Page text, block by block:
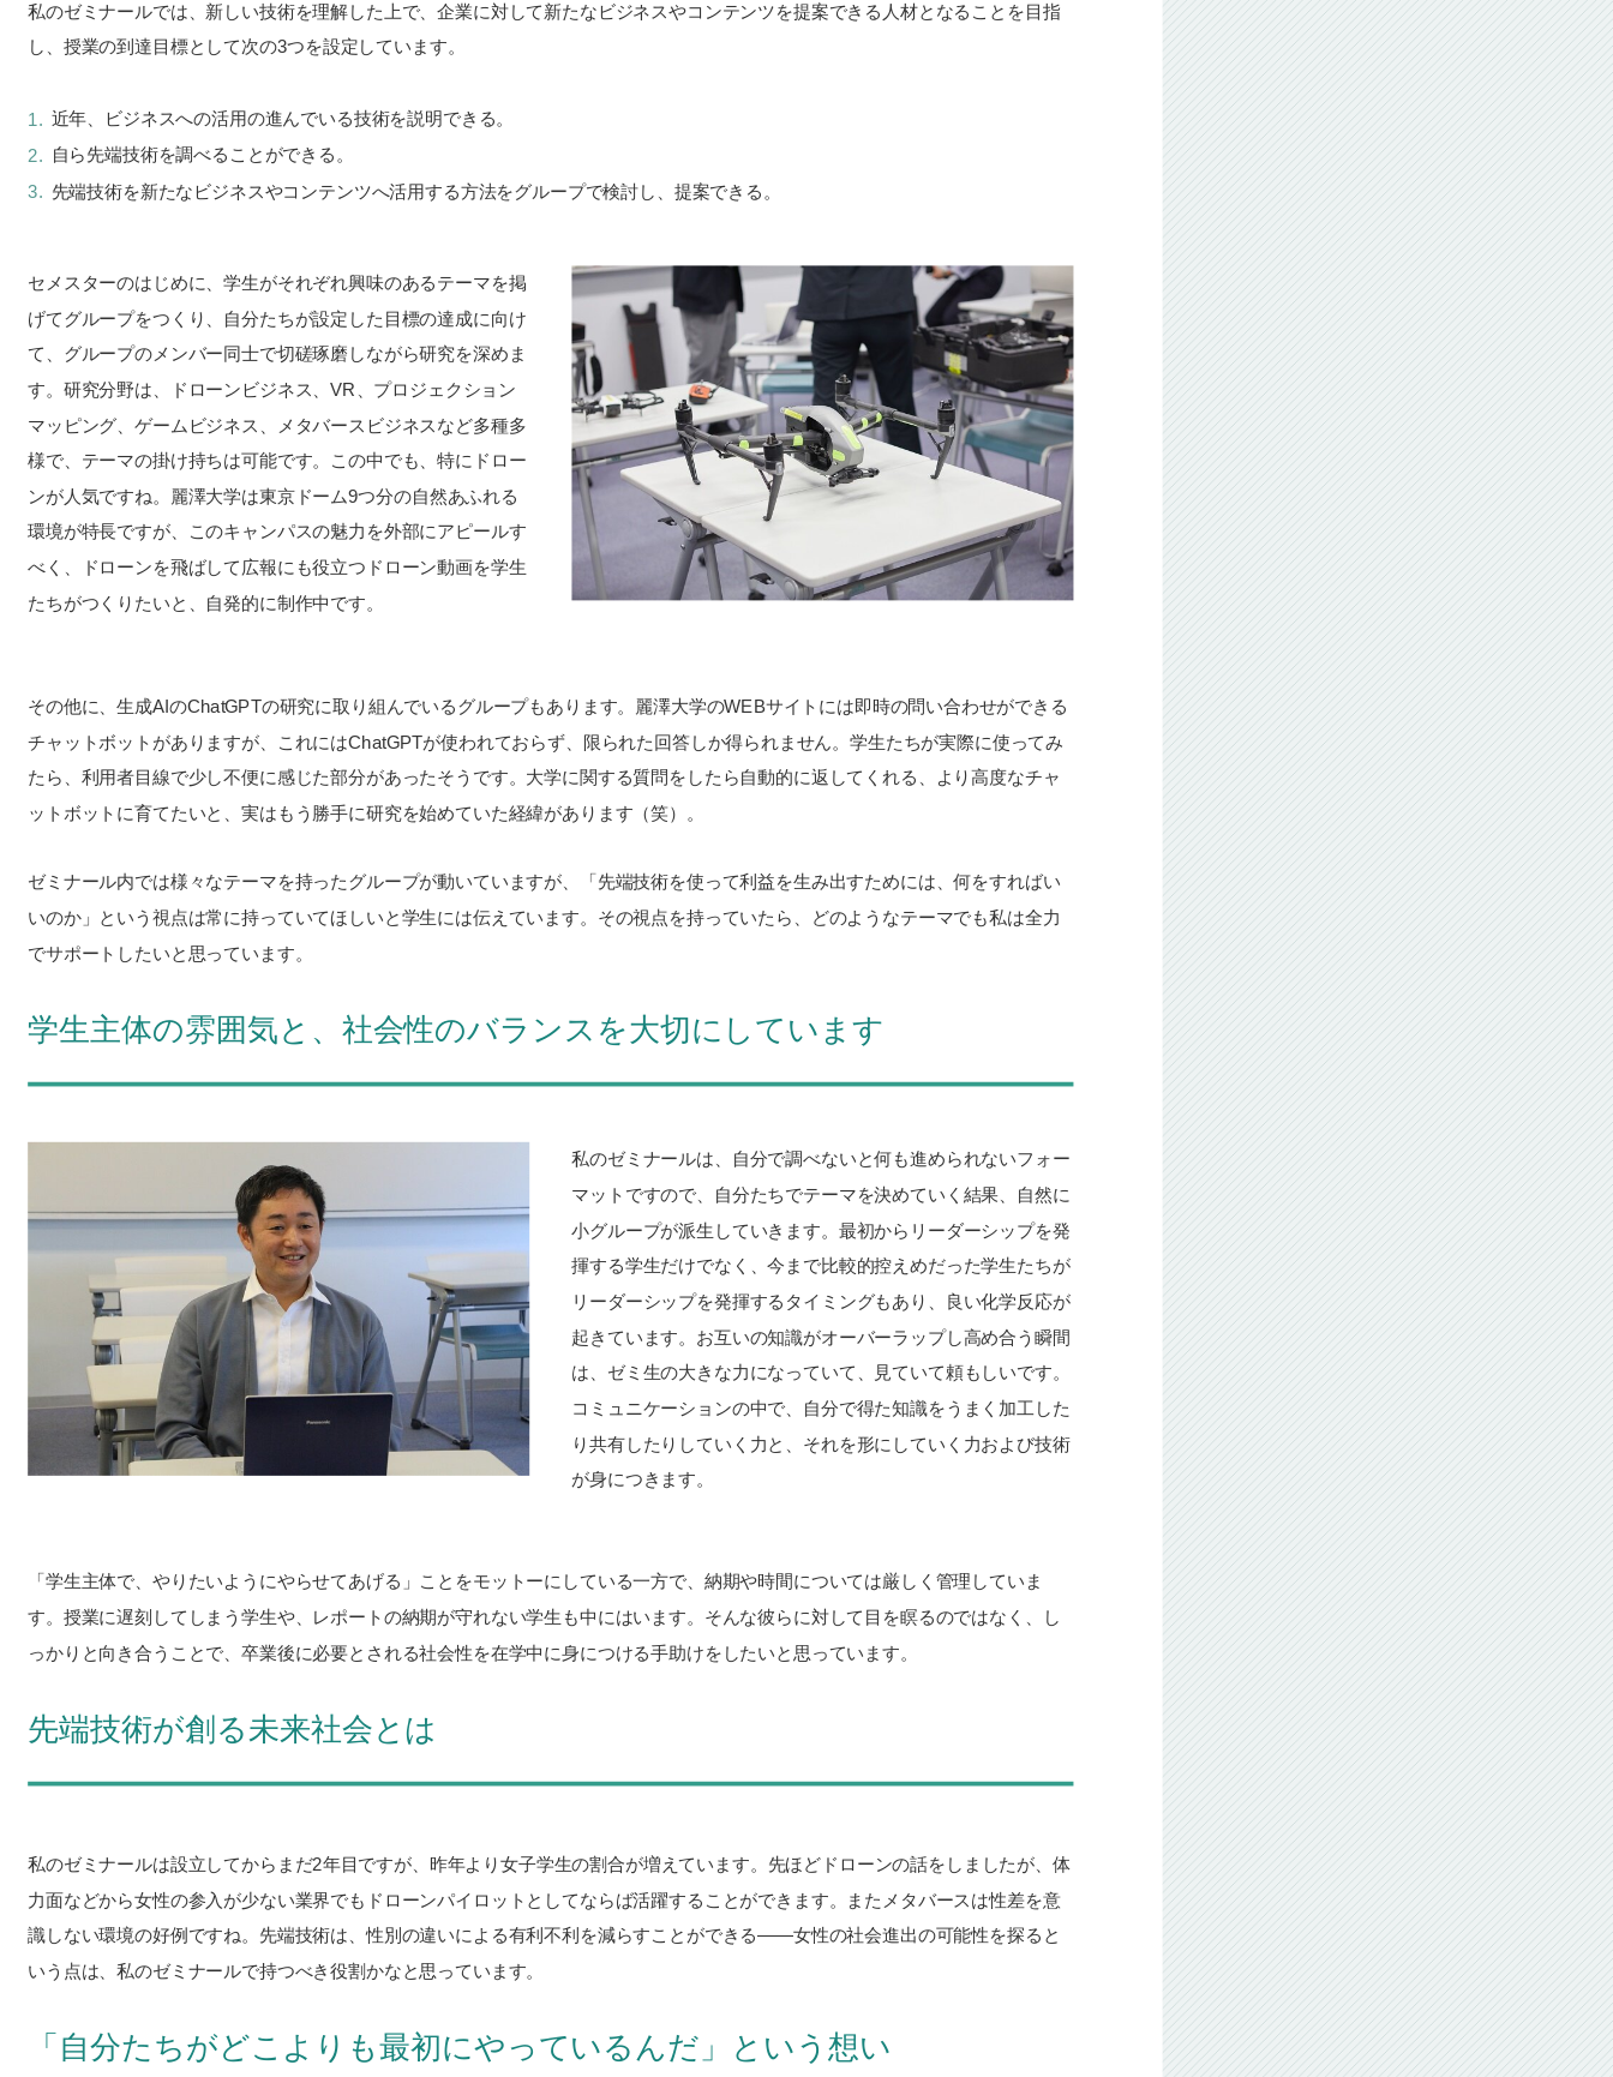
私のゼミナールでは、新しい技術を理解した上で、企業に対して新たなビジネスやコンテンツを提案できる人材となることを目指
し、授業の到達目標として次の3つを設定しています。
近年、ビジネスへの活用の進んでいる技術を説明できる。
自ら先端技術を調べることができる。
先端技術を新たなビジネスやコンテンツへ活用する方法をグループで検討し、提案できる。
セメスターのはじめに、学生がそれぞれ興味のあるテーマを掲
げてグループをつくり、自分たちが設定した目標の達成に向け
て、グループのメンバー同士で切磋琢磨しながら研究を深めま
す。研究分野は、ドローンビジネス、VR、プロジェクション
マッピング、ゲームビジネス、メタバースビジネスなど多種多
様で、テーマの掛け持ちは可能です。この中でも、特にドロー
ンが人気ですね。麗澤大学は東京ドーム9つ分の自然あふれる
環境が特長ですが、このキャンパスの魅力を外部にアピールす
べく、ドローンを飛ばして広報にも役立つドローン動画を学生
たちがつくりたいと、自発的に制作中です。
その他に、生成AIのChatGPTの研究に取り組んでいるグループもあります。麗澤大学のWEBサイトには即時の問い合わせができる
チャットボットがありますが、これにはChatGPTが使われておらず、限られた回答しか得られません。学生たちが実際に使ってみ
たら、利用者目線で少し不便に感じた部分があったそうです。大学に関する質問をしたら自動的に返してくれる、より高度なチャ
ットボットに育てたいと、実はもう勝手に研究を始めていた経緯があります（笑）。
ゼミナール内では様々なテーマを持ったグループが動いていますが、「先端技術を使って利益を生み出すためには、何をすればい
いのか」という視点は常に持っていてほしいと学生には伝えています。その視点を持っていたら、どのようなテーマでも私は全力
でサポートしたいと思っています。
学生主体の雰囲気と、社会性のバランスを大切にしています
私のゼミナールは、自分で調べないと何も進められないフォー
マットですので、自分たちでテーマを決めていく結果、自然に
小グループが派生していきます。最初からリーダーシップを発
揮する学生だけでなく、今まで比較的控えめだった学生たちが
リーダーシップを発揮するタイミングもあり、良い化学反応が
起きています。お互いの知識がオーバーラップし高め合う瞬間
は、ゼミ生の大きな力になっていて、見ていて頼もしいです。
コミュニケーションの中で、自分で得た知識をうまく加工した
り共有したりしていく力と、それを形にしていく力および技術
が身につきます。
「学生主体で、やりたいようにやらせてあげる」ことをモットーにしている一方で、納期や時間については厳しく管理していま
す。授業に遅刻してしまう学生や、レポートの納期が守れない学生も中にはいます。そんな彼らに対して目を瞑るのではなく、し
っかりと向き合うことで、卒業後に必要とされる社会性を在学中に身につける手助けをしたいと思っています。
先端技術が創る未来社会とは
私のゼミナールは設立してからまだ2年目ですが、昨年より女子学生の割合が増えています。先ほどドローンの話をしましたが、体
力面などから女性の参入が少ない業界でもドローンパイロットとしてならば活躍することができます。またメタバースは性差を意
識しない環境の好例ですね。先端技術は、性別の違いによる有利不利を減らすことができる――女性の社会進出の可能性を探ると
いう点は、私のゼミナールで持つべき役割かなと思っています。
「自分たちがどこよりも最初にやっているんだ」という想い